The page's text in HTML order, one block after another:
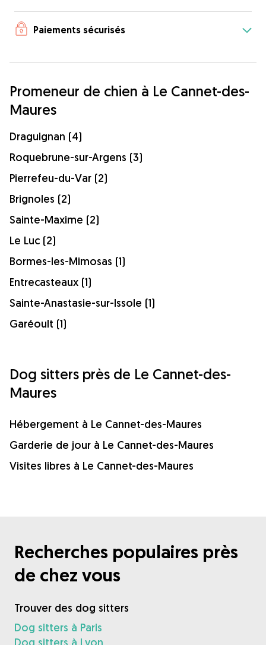
Paiements sécurisés
Promeneur de chien à Le Cannet-des-
Maures
Draguignan (4)
Roquebrune-sur-Argens (3)
Pierrefeu-du-Var (2)
Brignoles (2)
Sainte-Maxime (2)
Le Luc (2)
Bormes-les-Mimosas (1)
Entrecasteaux (1)
Sainte-Anastasie-sur-Issole (1)
Garéoult (1)
Dog sitters près de Le Cannet-des-
Maures
Hébergement à Le Cannet-des-Maures
Garderie de jour à Le Cannet-des-Maures
Visites libres à Le Cannet-des-Maures
Recherches populaires près
de chez vous
Trouver des dog sitters
Dog sitters à Paris